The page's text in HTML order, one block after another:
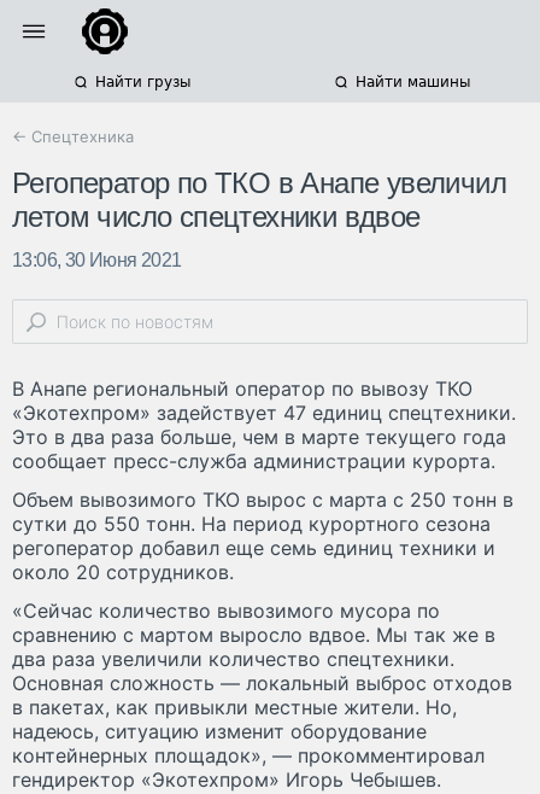
Найти грузы Найти машины
← Спецтехника
Регоператор по ТКО в Анапе увеличил
летом число спецтехники вдвое
13:06, 30 Июня 2021
В Анапе региональный оператор по вывозу ТКО
«Экотехпром» задействует 47 единиц спецтехники.
Это в два раза больше, чем в марте текущего года
сообщает пресс-служба администрации курорта.
Объем вывозимого ТКО вырос с марта с 250 тонн в
сутки до 550 тонн. На период курортного сезона
регоператор добавил еще семь единиц техники и
около 20 сотрудников.
«Сейчас количество вывозимого мусора по
сравнению с мартом выросло вдвое. Мы так же в
два раза увеличили количество спецтехники.
Основная сложность — локальный выброс отходов
в пакетах, как привыкли местные жители. Но,
надеюсь, ситуацию изменит оборудование
контейнерных площадок», — прокомментировал
гендиректор «Экотехпром» Игорь Чебышев.